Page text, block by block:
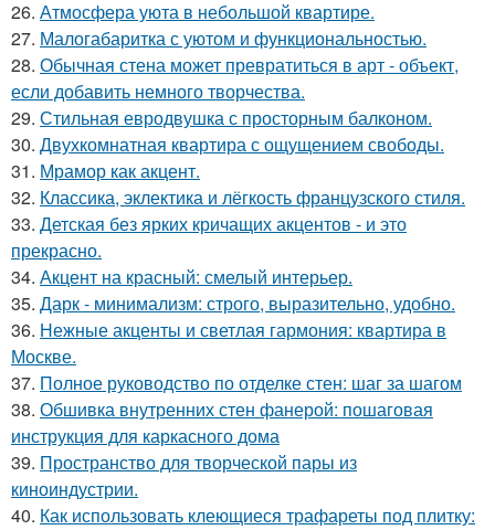
26. Атмосфера уюта в небольшой квартире.
27. Малогабаритка с уютом и функциональностью.
28. Обычная стена может превратиться в арт - объект,
если добавить немного творчества.
29. Стильная евродвушка с просторным балконом.
30. Двухкомнатная квартира с ощущением свободы.
31. Мрамор как акцент.
32. Классика, эклектика и лёгкость французского стиля.
33. Детская без ярких кричащих акцентов - и это
прекрасно.
34. Акцент на красный: смелый интерьер.
35. Дарк - минимализм: строго, выразительно, удобно.
36. Нежные акценты и светлая гармония: квартира в
Москве.
37. Полное руководство по отделке стен: шаг за шагом
38. Обшивка внутренних стен фанерой: пошаговая
инструкция для каркасного дома
39. Пространство для творческой пары из
киноиндустрии.
40. Как использовать клеющиеся трафареты под плитку: